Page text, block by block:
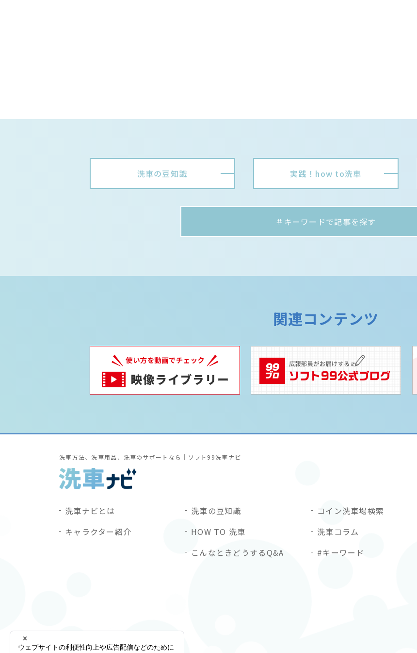
洗車の豆知識 実践！how to洗車
＃キーワードで記事を探す
関連コンテンツ
洗車方法、洗車用品、洗車のサポートなら｜ソフト99洗車ナビ
洗車ナビとは
キャラクター紹介
洗車の豆知識
HOW TO 洗車
こんなときどうするQ&A
コイン洗車場検索
洗車コラム
#キーワード